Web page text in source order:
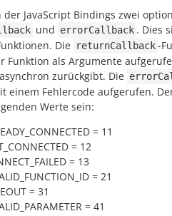
JavaScript Bindings zwei
und errorCallback . Dies
Die returnCallback-
Funktion als Argumente
zurückgibt. Die
einem Fehlercode aufgerufen.
Werte sein:
= 11
= 12
= 13
= 21
= 31
= 41